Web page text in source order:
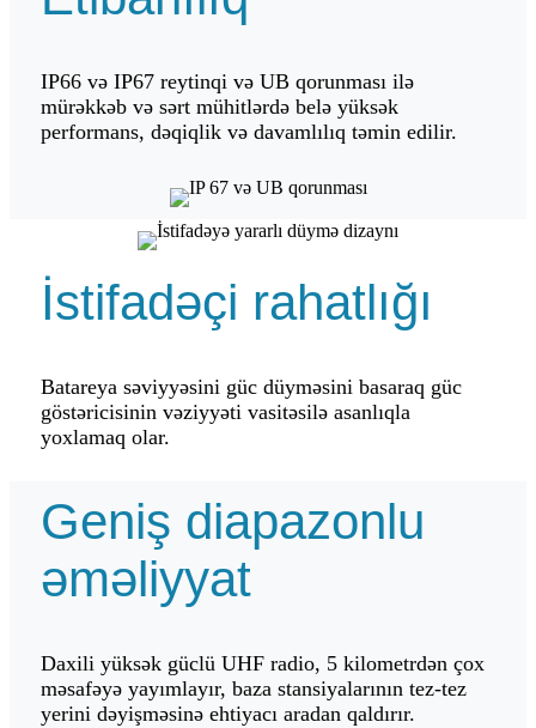
IP66 və IP67 reytinqi və UB qorunması ilə
mürəkkəb və sərt mühitlərdə belə yüksək
performans, dəqiqlik və davamlılıq təmin edilir.
İstifadəçi rahatlığı
Batareya səviyyəsini güc düyməsini basaraq güc
göstəricisinin vəziyyəti vasitəsilə asanlıqla
yoxlamaq olar.
Geniş diapazonlu
əməliyyat
Daxili yüksək güclü UHF radio, 5 kilometrdən çox
məsafəyə yayımlayır, baza stansiyalarının tez-tez
yerini dəyişməsinə ehtiyacı aradan qaldırır.